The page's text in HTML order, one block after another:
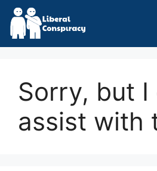
Skip
content
Sorry, but I
assist with